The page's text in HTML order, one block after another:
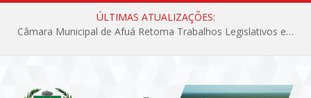
ÚLTIMAS ATUALIZAÇÕES:
Câmara Municipal de Afuá Retoma Trabalhos Legislativos em Sessão Ordinária